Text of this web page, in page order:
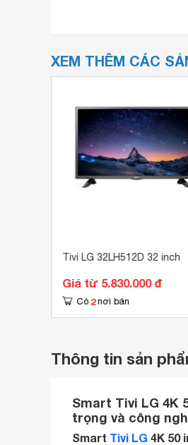
XEM THÊM CÁC
Tivi LG 32LH512D 32 inch
Giá từ 5.830.000 đ
Có 2 nơi bán
Thông tin sản
Smart Tivi LG 4K
trọng và công
Smart Tivi LG 4K 50